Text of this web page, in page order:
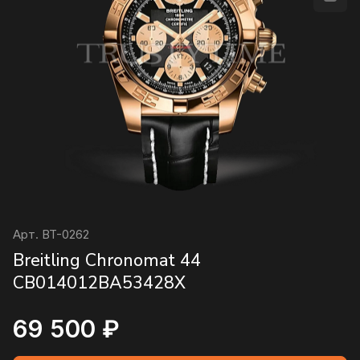
Арт. BT-0262
Breitling Chronomat 44
CB014012BA53428X
69 500 ₽